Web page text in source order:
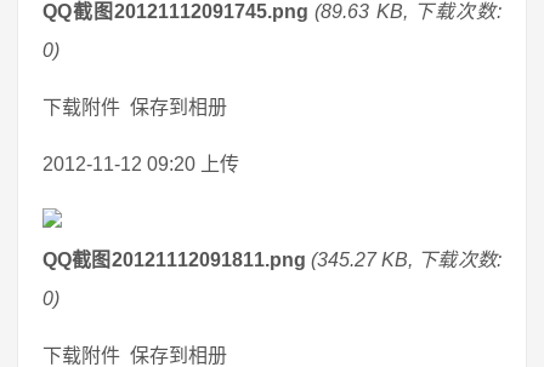
QQ截图20121112091745.png (89.63 KB, 下载次数:
0)
下载附件 保存到相册
2012-11-12 09:20 上传
QQ截图20121112091811.png (345.27 KB, 下载次数:
0)
下载附件 保存到相册